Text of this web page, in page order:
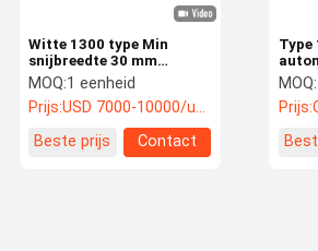
Producten
Fabriekstoch Kwaliteitsco
Ntrole
Neem
Type
MOQ:
Prijs:
Witte 1300 type Min
snijbreedte 30 mm
Verticale snijmachine
voor hoge precisie snij
MOQ:1 eenheid
Prijs:USD 7000-10000/unit
Beste prijs
Contact